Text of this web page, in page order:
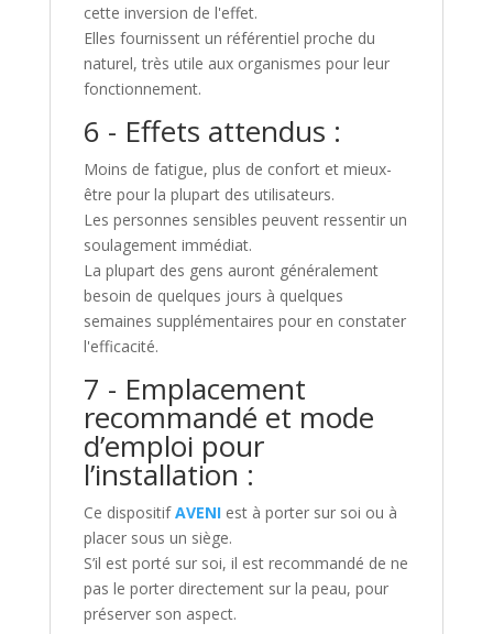
cette inversion de l'effet.
Elles fournissent un référentiel proche du
naturel, très utile aux organismes pour leur
fonctionnement.
6 - Effets attendus :
Moins de fatigue, plus de confort et mieux-
être pour la plupart des utilisateurs.
Les personnes sensibles peuvent ressentir un
soulagement immédiat.
La plupart des gens auront généralement
besoin de quelques jours à quelques
semaines supplémentaires pour en constater
l'efficacité.
7 - Emplacement
recommandé et mode
d’emploi pour
l’installation :
Ce dispositifAVENIest à porter sur soi ou à
placer sous un siège.
S’il est porté sur soi, il est recommandé de ne
pas le porter directement sur la peau, pour
préserver son aspect.